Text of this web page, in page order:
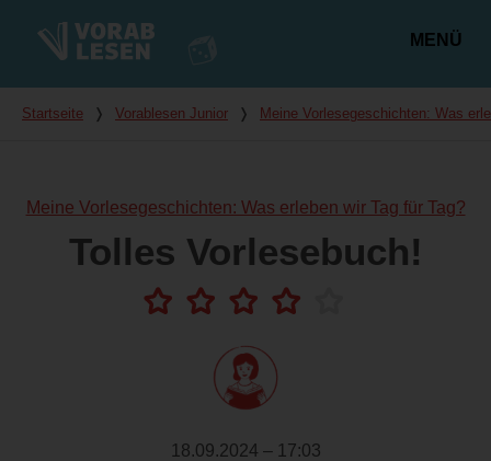
MENÜ
Du bist hier
Startseite ❭ Vorablesen Junior ❭ Meine Vorlesegeschichten: Was
Meine Vorlesegeschichten: Was erleben wir Tag für Tag?
Tolles Vorlesebuch!
18.09.2024 – 17:03